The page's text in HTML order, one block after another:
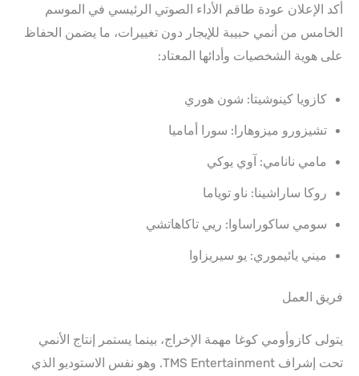
أكد الإعلان عودة طاقم الأداء الصوتي الرئيسي في الموسم
الخامس من أنمي حبيبة للإيجار دون تغييرات، ما يضمن الحفاظ
على هوية الشخصيات وأدائها المعتاد:
كازويا كينوشيتا: شون هوري
تشيزورو ميزوهارا: سورا أماميا
مامي نانامي: آوي يوكي
روكا ساراشينا: ناو توياما
سومي ساكوراساوا: ريي تاكاهاتشي
ميني يائيموري: يو سيريزاوا
فريق العمل
يتولى كازوأومي كوغا مهمة الإخراج، بينما يستمر إنتاج الأنمي
تحت إشراف TMS Entertainment. وهو نفس الاستوديو الذي